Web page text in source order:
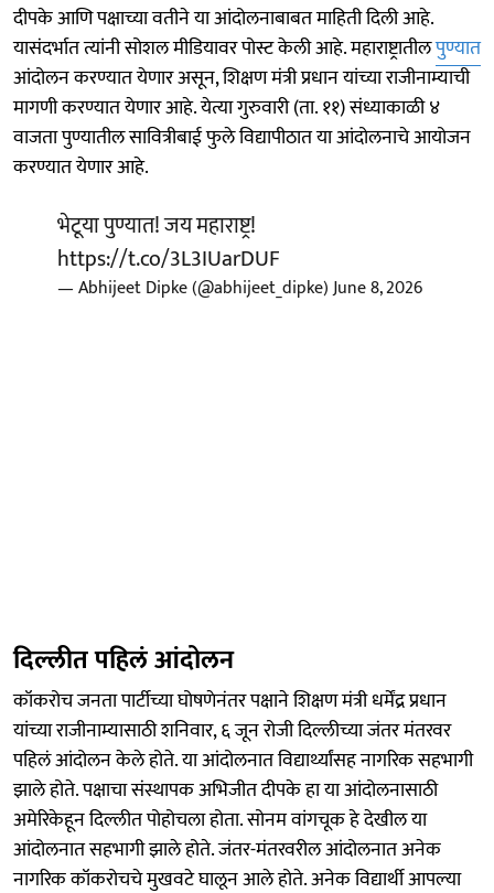
दीपके आणि पक्षाच्या वतीने या आंदोलनाबाबत माहिती दिली आहे.
यासंदर्भात त्यांनी सोशल मीडियावर पोस्ट केली आहे. महाराष्ट्रातीलपुण्यात
आंदोलन करण्यात येणार असून, शिक्षण मंत्री प्रधान यांच्या राजीनाम्याची
मागणी करण्यात येणार आहे. येत्या गुरुवारी (ता. ११) संध्याकाळी ४
वाजता पुण्यातील सावित्रीबाई फुले विद्यापीठात या आंदोलनाचे आयोजन
करण्यात येणार आहे.
भेटूया पुण्यात! जय महाराष्ट्र!
https://t.co/3L3IUarDUF
— Abhijeet Dipke (@abhijeet_dipke)June 8, 2026
दिल्लीत पहिलं आंदोलन
कॉकरोच जनता पार्टीच्या घोषणेनंतर पक्षाने शिक्षण मंत्री धर्मेंद्र प्रधान
यांच्या राजीनाम्यासाठी शनिवार, ६ जून रोजी दिल्लीच्या जंतर मंतरवर
पहिलं आंदोलन केले होते. या आंदोलनात विद्यार्थ्यांसह नागरिक सहभागी
झाले होते. पक्षाचा संस्थापक अभिजीत दीपके हा या आंदोलनासाठी
अमेरिकेहून दिल्लीत पोहोचला होता. सोनम वांगचूक हे देखील या
आंदोलनात सहभागी झाले होते. जंतर-मंतरवरील आंदोलनात अनेक
नागरिक कॉकरोचचे मुखवटे घालून आले होते. अनेक विद्यार्थी आपल्या